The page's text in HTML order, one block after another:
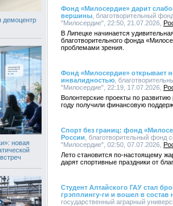
демоцентр
новая
Фонд «Милосердие» дарит
вершины , благотворительный
"Милосердие", 22:50, 21.07.2026,
В Липецке начинается
благотворительного фонда
проблемами зрения.
Фонд «Милосердие» открывает
инвалидностью ,
"Милосердие", 22:19, 17.07.2026,
Волонтерские проекты по
году получили финансовую
Спорт без границ: фонд
России , благотворительный
"Милосердие", 02:50, 07.07.2026,
Лето становится по-настоящему
дарят спортивные праздники от
Студент Алтайского ГАУ стал
грэпплингу-ги и вошел в
государственный аграрный